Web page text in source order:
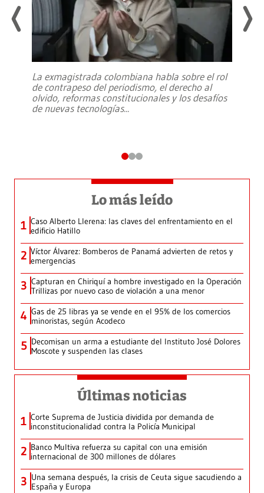
La exmagistrada colombiana habla sobre el rol
de contrapeso del periodismo, el derecho al
olvido, reformas constitucionales y los desafíos
de nuevas tecnologías...
Lo más leído
1 Caso Alberto Llerena: las claves del enfrentamiento en el
edificio Hatillo
2 Víctor Álvarez: Bomberos de Panamá advierten de retos y
emergencias
3 Capturan en Chiriquí a hombre investigado en la Operación
Trillizas por nuevo caso de violación a una menor
4 Gas de 25 libras ya se vende en el 95% de los comercios
minoristas, según Acodeco
5 Decomisan un arma a estudiante del Instituto José Dolores
Moscote y suspenden las clases
Últimas noticias
1 Corte Suprema de Justicia dividida por demanda de
inconstitucionalidad contra la Policía Municipal
2 Banco Multiva refuerza su capital con una emisión
internacional de 300 millones de dólares
3 Una semana después, la crisis de Ceuta sigue sacudiendo a
España y Europa